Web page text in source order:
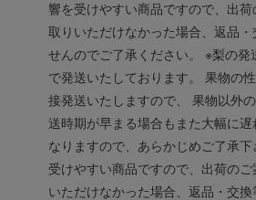
響を受けやすい商品ですので、出
取りいただけなかった場合、返品
せんのでご了承ください。 ※梨の
で発送いたしております。 果物の
接発送いたしますので、 果物以外
送時期が早まる場合もまた大幅に
なりますので、あらかじめご了承
受けやすい商品ですので、出荷の
いただけなかった場合、返品・交